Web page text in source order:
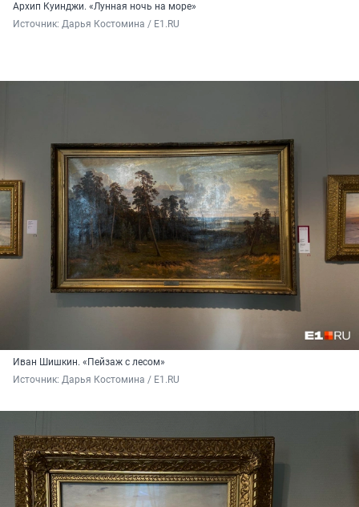
Архип Куинджи. «Лунная ночь на море»
Источник: Дарья Костомина / E1.RU
Иван Шишкин. «Пейзаж с лесом»
Источник: Дарья Костомина / E1.RU